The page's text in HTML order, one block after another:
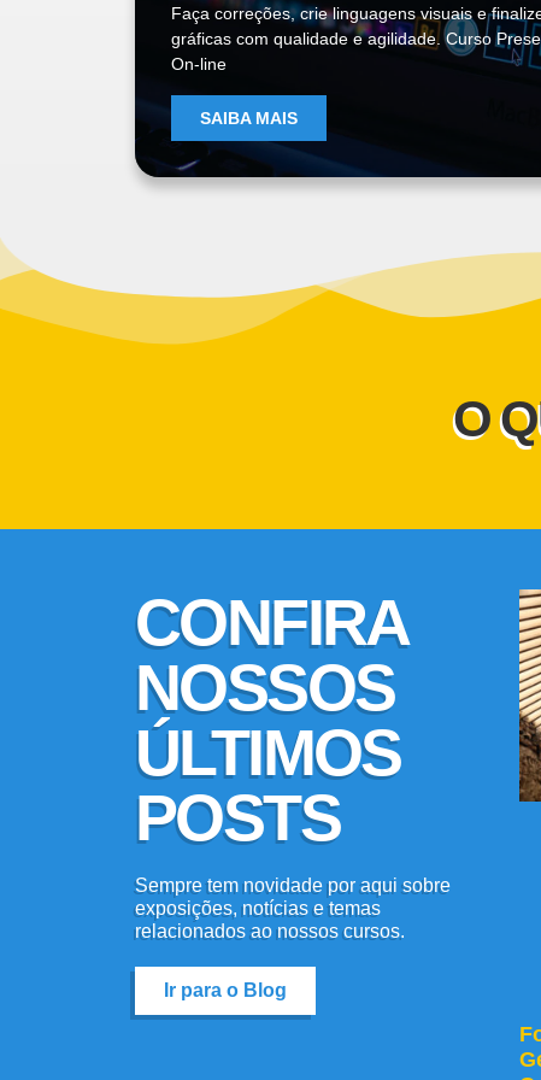
Faça correções, crie linguagens visuais e
gráficas com qualidade e agilidade. Curso
On-line
SAIBA MAIS
O
CONFIRA
NOSSOS
ÚLTIMOS
POSTS
Sempre tem novidade por aqui sobre
exposições, notícias e temas
relacionados ao nossos cursos.
Ir para o Blog